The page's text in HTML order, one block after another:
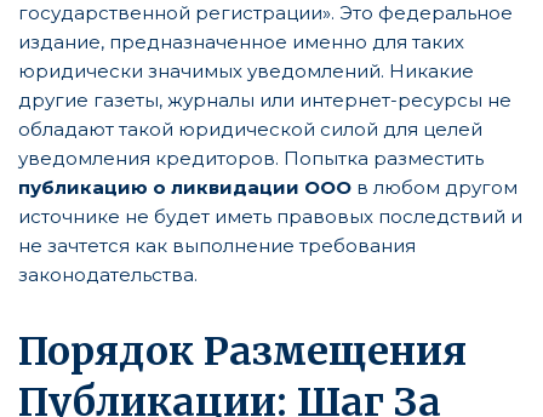
государственной регистрации». Это федеральное
издание, предназначенное именно для таких
юридически значимых уведомлений. Никакие
другие газеты, журналы или интернет-ресурсы не
обладают такой юридической силой для целей
уведомления кредиторов. Попытка разместить
публикацию о ликвидации ООО в любом другом
источнике не будет иметь правовых последствий и
не зачтется как выполнение требования
законодательства.
Порядок Размещения
Публикации: Шаг За